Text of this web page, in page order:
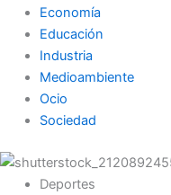
Economía
Educación
Industria
Medioambiente
Ocio
Sociedad
Deportes